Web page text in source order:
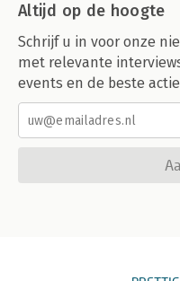
Altijd op de hoogte
Schrijf u in voor onze
met relevante
events en de beste